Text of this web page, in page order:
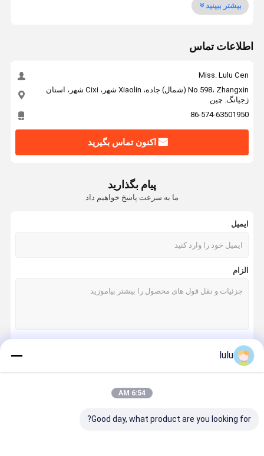
بیشتر ببینید
اطلاعات تماس
Miss. Lulu Cen
No.598، Zhangxin (شمال) جاده، Xiaolin شهر، Cixi شهر، استان
ژجیانگ. چين
86-574-63501950
اکنون تماس بگیرید
پیام بگذارید
ما به سرعت پاسخ خواهیم داد
ایمیل
الزام
lulu
6:54 AM
Good day, what product are you looking for?